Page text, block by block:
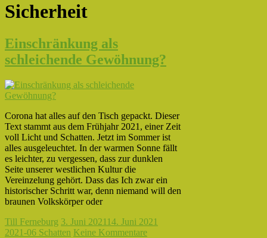
Sicherheit
Einschränkung als
schleichende Gewöhnung?
Corona hat alles auf den Tisch gepackt. Dieser
Text stammt aus dem Frühjahr 2021, einer Zeit
voll Licht und Schatten. Jetzt im Sommer ist
alles ausgeleuchtet. In der warmen Sonne fällt
es leichter, zu vergessen, dass zur dunklen
Seite unserer westlichen Kultur die
Vereinzelung gehört. Dass das Ich zwar ein
historischer Schritt war, denn niemand will den
braunen Volkskörper oder
Till Ferneburg 3. Juni 2021 14. Juni 2021
2021-06 Schatten Keine Kommentare